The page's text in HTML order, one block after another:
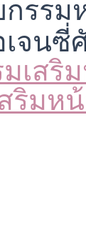
เสริ
ริมห